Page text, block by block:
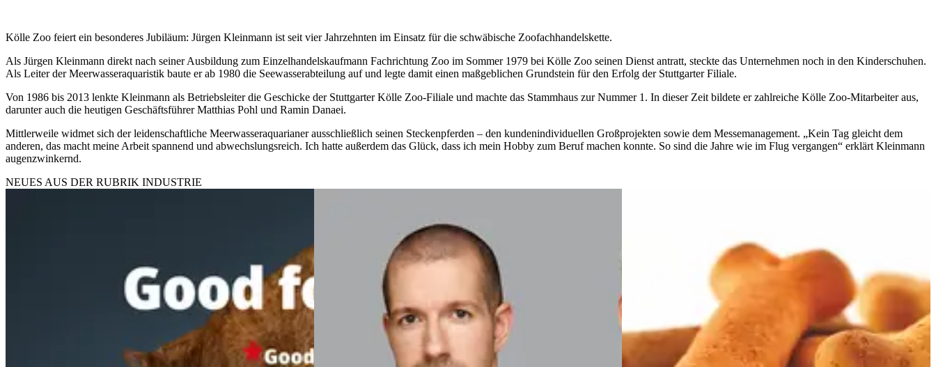
Kölle Zoo feiert ein besonderes Jubiläum: Jürgen Kleinmann ist seit vier Jahrzehnten im Einsatz für die schwäbische Zoofachhandelskette.
Als Jürgen Kleinmann direkt nach seiner Ausbildung zum Einzelhandelskaufmann Fachrichtung Zoo im Sommer 1979 bei Kölle Zoo seinen Dienst antratt, steckte das Unternehmen noch in den Kinderschuhen.
Als Leiter der Meerwasseraquaristik baute er ab 1980 die Seewasserabteilung auf und legte damit einen maßgeblichen Grundstein für den Erfolg der Stuttgarter Filiale.
Von 1986 bis 2013 lenkte Kleinmann als Betriebsleiter die Geschicke der Stuttgarter Kölle Zoo-Filiale und machte das Stammhaus zur Nummer 1. In dieser Zeit bildete er zahlreiche Kölle Zoo-Mitarbeiter aus,
darunter auch die heutigen Geschäftsführer Matthias Pohl und Ramin Danaei.
Mittlerweile widmet sich der leidenschaftliche Meerwasseraquarianer ausschließlich seinen Steckenpferden – den kundenindividuellen Großprojekten sowie dem Messemanagement. „Kein Tag gleicht dem
anderen, das macht meine Arbeit spannend und abwechslungsreich. Ich hatte außerdem das Glück, dass ich mein Hobby zum Beruf machen konnte. So sind die Jahre wie im Flug vergangen“ erklärt Kleinmann
augenzwinkernd.
NEUES AUS DER RUBRIK INDUSTRIE